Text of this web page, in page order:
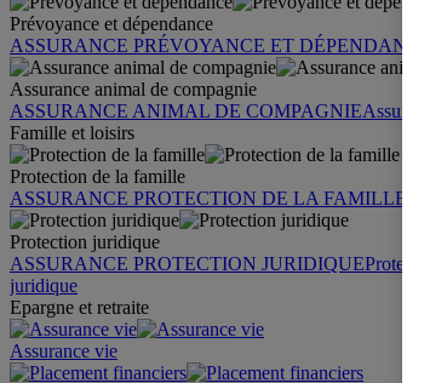
Prévoyance et dépendance
ASSURANCE PRÉVOYANCE ET DÉPENDANCE
Assurance animal de compagnie
ASSURANCE ANIMAL DE COMPAGNIE
Famille et loisirs
Protection de la famille
ASSURANCE PROTECTION DE LA FAMILLE
Protection juridique
ASSURANCE PROTECTION JURIDIQUE
juridique
Epargne et retraite
Assurance vie